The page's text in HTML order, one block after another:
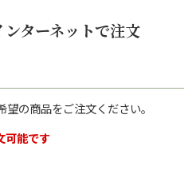
記
997-601
ンターネットで注文
の商品をご注文ください。
可能です